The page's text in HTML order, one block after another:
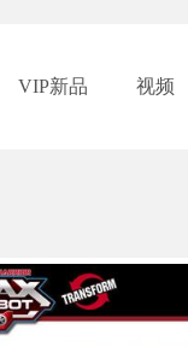
VIP新品 视频